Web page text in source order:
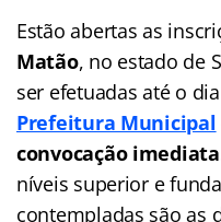
Estão abertas as
Matão, no estado de
ser efetuadas até o
Prefeitura Municipal
convocação imediata
níveis superior e
contempladas são as